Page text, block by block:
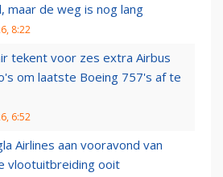
maar de weg is nog lang
8:22
tekent voor zes extra Airbus
om laatste Boeing 757's af te
6:52
Airlines aan vooravond van
vlootuitbreiding ooit